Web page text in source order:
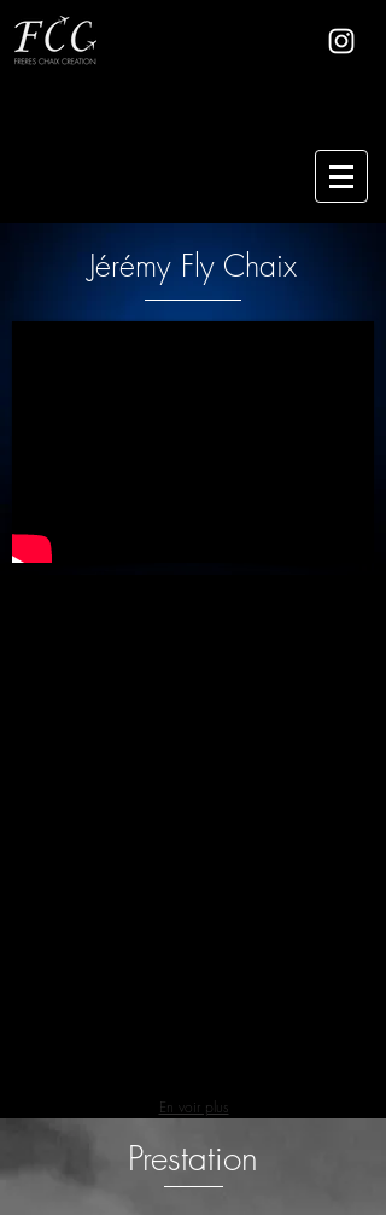
Jérémy Fly Chaix
En voir plus
Prestation